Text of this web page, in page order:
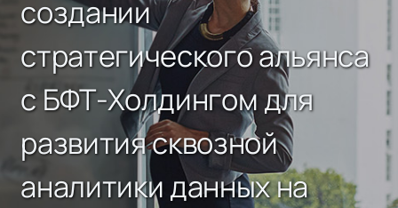
создании
стратегического альянса
с БФТ-Холдингом для
развития сквозной
аналитики данных на